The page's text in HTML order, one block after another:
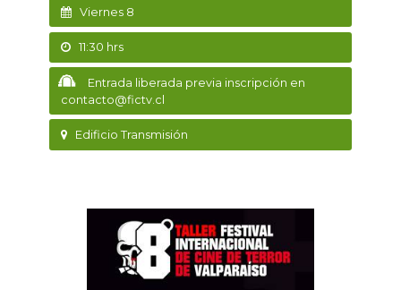
Viernes 8
11:30 hrs
Entrada liberada previa inscripción en
contacto@fictv.cl
Edificio Transmisión